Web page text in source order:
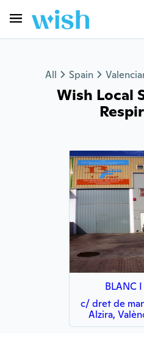
All Spain
Wish Local
BLANC I
c/ dret de
Alzira,